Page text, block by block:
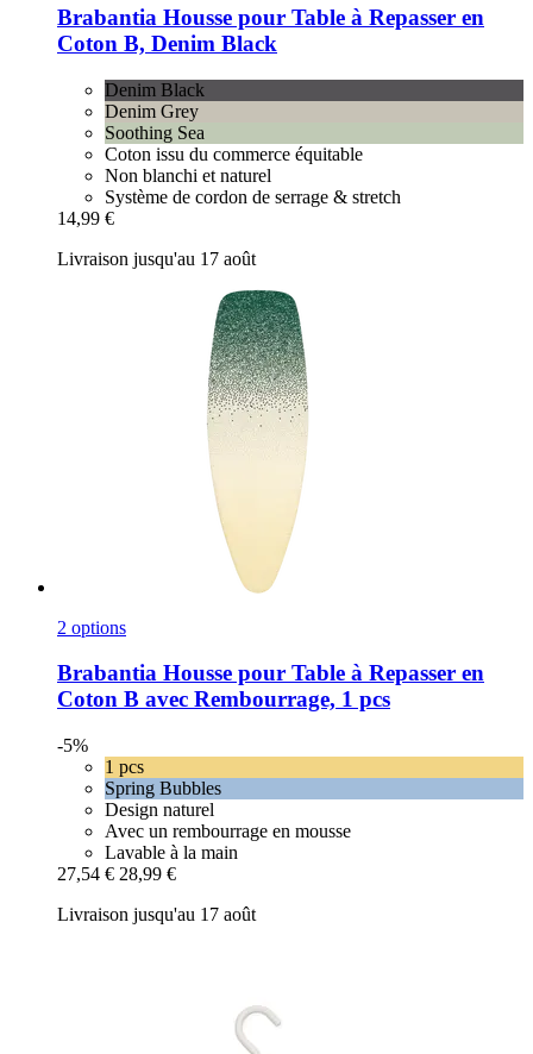
Brabantia Housse pour Table à Repasser en
Coton B, Denim Black
Denim Black
Denim Grey
Soothing Sea
Coton issu du commerce équitable
Non blanchi et naturel
Système de cordon de serrage & stretch
14,99 €
Livraison jusqu'au 17 août
2 options
Brabantia Housse pour Table à Repasser en
Coton B avec Rembourrage, 1 pcs
-5%
1 pcs
Spring Bubbles
Design naturel
Avec un rembourrage en mousse
Lavable à la main
27,54 € 28,99 €
Livraison jusqu'au 17 août